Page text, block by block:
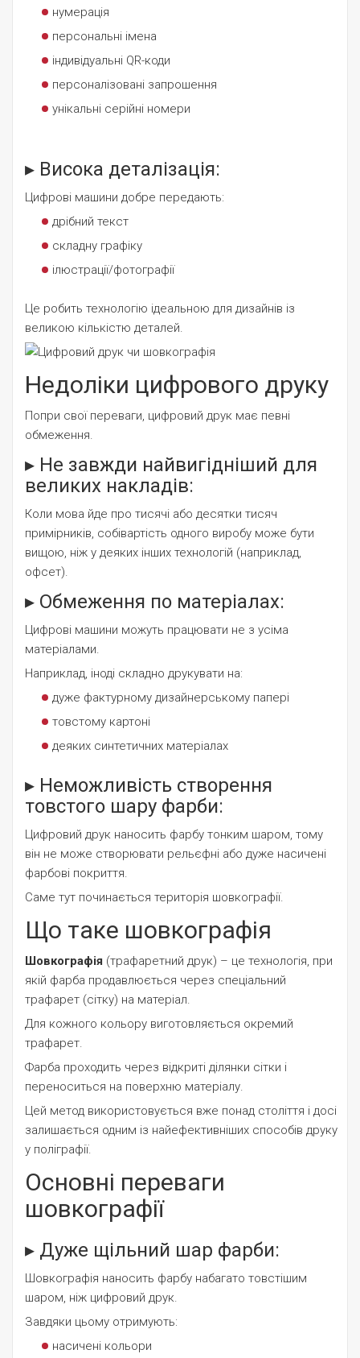
нумерація
персональні імена
індивідуальні QR-коди
персоналізовані запрошення
унікальні серійні номери
▸ Висока деталізація:
Цифрові машини добре передають:
дрібний текст
складну графіку
ілюстрації/фотографії
Це робить технологію ідеальною для дизайнів із
великою кількістю деталей.
Недоліки цифрового друку
Попри свої переваги, цифровий друк має певні
обмеження.
▸ Не завжди найвигідніший для
великих накладів:
Коли мова йде про тисячі або десятки тисяч
примірників, собівартість одного виробу може бути
вищою, ніж у деяких інших технологій (наприклад,
офсет).
▸ Обмеження по матеріалах:
Цифрові машини можуть працювати не з усіма
матеріалами.
Наприклад, іноді складно друкувати на:
дуже фактурному дизайнерському папері
товстому картоні
деяких синтетичних матеріалах
▸ Неможливість створення
товстого шару фарби:
Цифровий друк наносить фарбу тонким шаром, тому
він не може створювати рельєфні або дуже насичені
фарбові покриття.
Саме тут починається територія шовкографії.
Що таке шовкографія
Шовкографія (трафаретний друк) – це технологія, при
якій фарба продавлюється через спеціальний
трафарет (сітку) на матеріал.
Для кожного кольору виготовляється окремий
трафарет.
Фарба проходить через відкриті ділянки сітки і
переноситься на поверхню матеріалу.
Цей метод використовується вже понад століття і досі
залишається одним із найефективніших способів друку
у поліграфії.
Основні переваги
шовкографії
▸ Дуже щільний шар фарби:
Шовкографія наносить фарбу набагато товстішим
шаром, ніж цифровий друк.
Завдяки цьому отримують:
насичені кольори